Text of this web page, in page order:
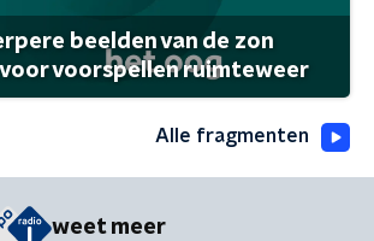
beelden van de zon
voorspellen ruimteweer
Alle fragmenten
weet meer